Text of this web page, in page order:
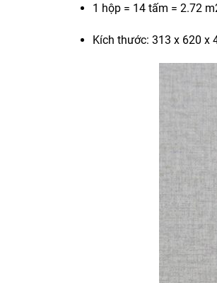
1 hộp = 14 tấm = 2.72
Kích thước: 313 x 620 x